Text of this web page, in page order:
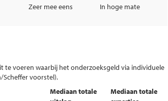
Zeer mee eens In hoge mate
te voeren waarbij het onderzoeksgeld via individuele
Scheffer voorstel).
Mediaan totale
Mediaan totale